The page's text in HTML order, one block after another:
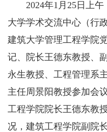
2024年1月25日上午
大学学术交流中心（行
建筑大学管理工程学院
记、院长王德东教授、
永生教授、工程管理系
主任周景阳教授参加会
工程学院院长王德东教
况，建筑工程学院副院